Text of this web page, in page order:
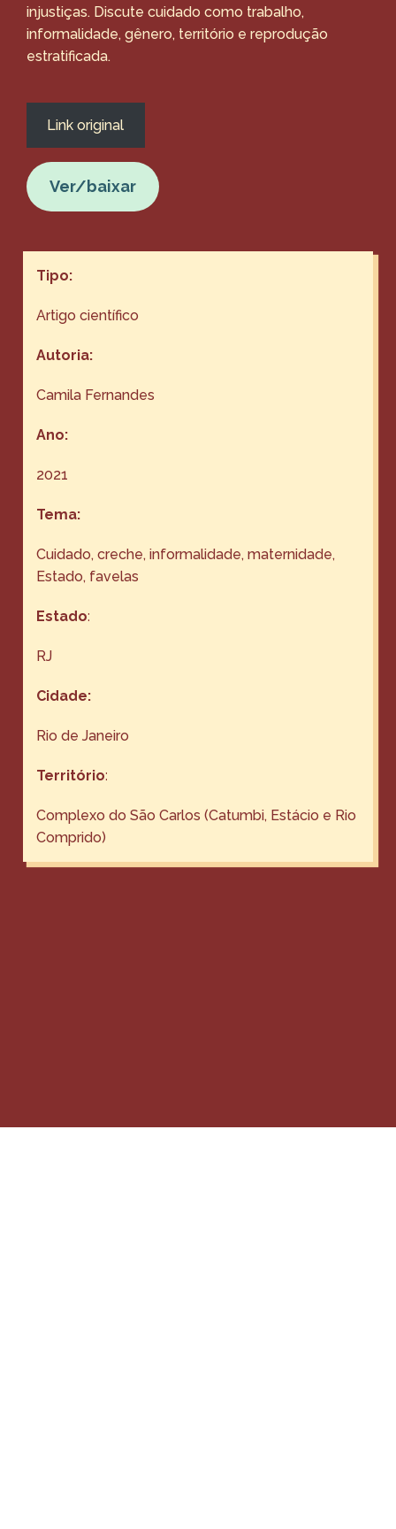
injustiças. Discute cuidado como trabalho,
informalidade, gênero, território e reprodução
estratificada.
Link original
Ver/baixar
Tipo:
Artigo científico
Autoria:
Camila Fernandes
Ano:
2021
Tema:
Cuidado, creche, informalidade, maternidade,
Estado, favelas
Estado:
RJ
Cidade:
Rio de Janeiro
Território:
Complexo do São Carlos (Catumbi, Estácio e Rio
Comprido)